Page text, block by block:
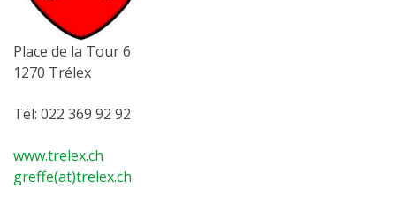
Place de la Tour 6
1270 Trélex
Tél: 022 369 92 92
www.trelex.ch
greffe(at)trelex.ch